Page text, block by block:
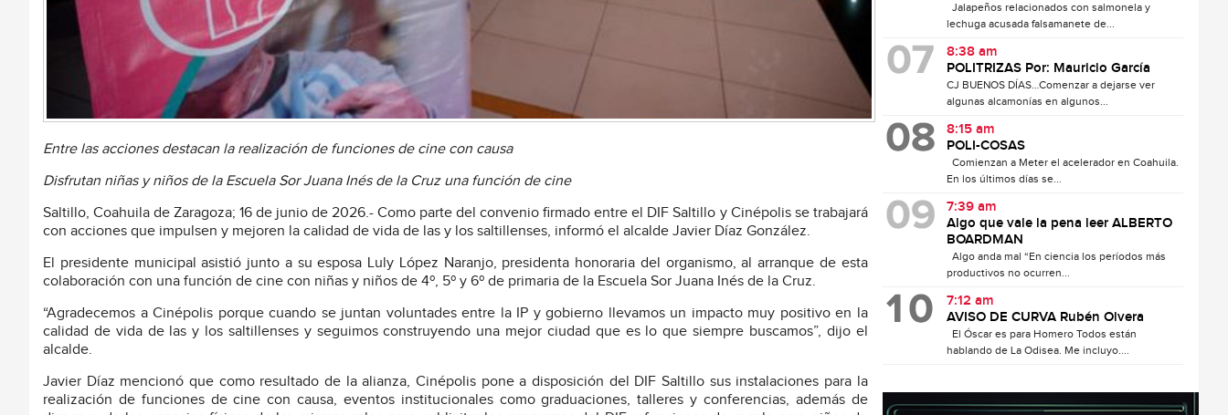
Entre las acciones destacan la realización de funciones de cine con causa
Disfrutan niñas y niños de la Escuela Sor Juana Inés de la Cruz una función de cine
Saltillo, Coahuila de Zaragoza; 16 de junio de 2026.- Como parte del convenio firmado entre el DIF Saltillo y Cinépolis se trabajará
con acciones que impulsen y mejoren la calidad de vida de las y los saltillenses, informó el alcalde Javier Díaz González.
El presidente municipal asistió junto a su esposa Luly López Naranjo, presidenta honoraria del organismo, al arranque de esta
colaboración con una función de cine con niñas y niños de 4º, 5º y 6º de primaria de la Escuela Sor Juana Inés de la Cruz.
“Agradecemos a Cinépolis porque cuando se juntan voluntades entre la IP y gobierno llevamos un impacto muy positivo en la
calidad de vida de las y los saltillenses y seguimos construyendo una mejor ciudad que es lo que siempre buscamos”, dijo el
alcalde.
Javier Díaz mencionó que como resultado de la alianza, Cinépolis pone a disposición del DIF Saltillo sus instalaciones para la
realización de funciones de cine con causa, eventos institucionales como graduaciones, talleres y conferencias, además de
Jalapeños relacionados con salmonela y
lechuga acusada falsamanete de...
8:38 am
POLITRIZAS Por: Mauricio García
CJ BUENOS DÍAS…Comenzar a dejarse ver
algunas alcamonías en algunos...
8:15 am
POLI-COSAS
Comienzan a Meter el acelerador en Coahuila.
En los últimos días se...
7:39 am
Algo que vale la pena leer ALBERTO
BOARDMAN
Algo anda mal “En ciencia los períodos más
productivos no ocurren...
7:12 am
AVISO DE CURVA Rubén Olvera
El Óscar es para Homero Todos están
hablando de La Odisea. Me incluyo....